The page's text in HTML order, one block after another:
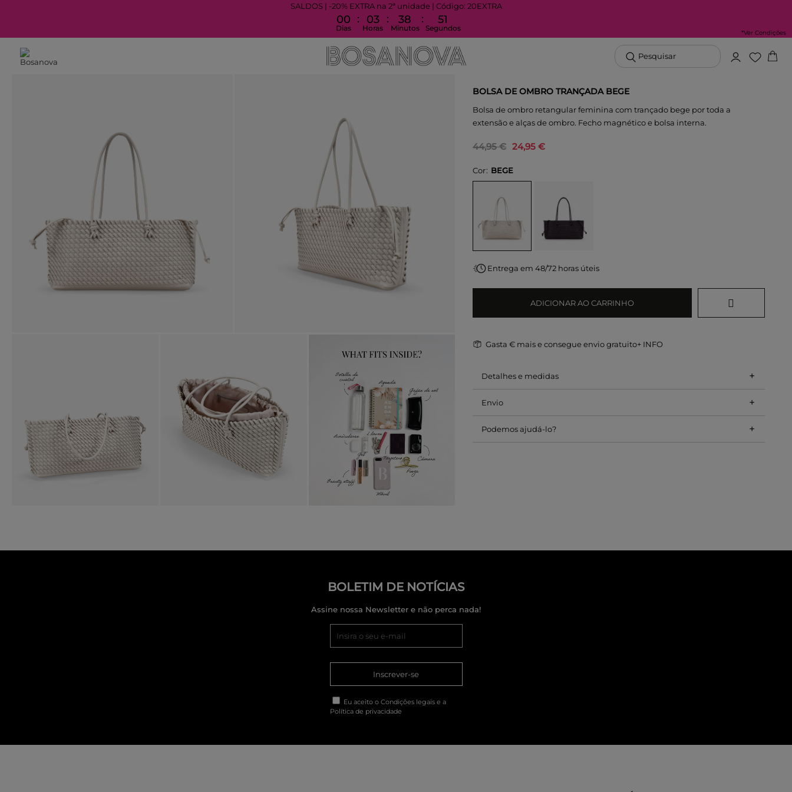
SALDOS | -20% EXTRA na 2ª unidade | Código: 20EXTRA
00
Dias
: 03
Horas
: 38
Minutos
: 50
Segundos
*Ver Condições
Pesquisar
BOLSA DE OMBRO TRANÇADA BEGE
Bolsa de ombro retangular feminina com trançado bege por toda a
extensão e alças de ombro. Fecho magnético e bolsa interna.
24,95 €
44,95 €
Cor BEGE
Entrega em 48/72 horas úteis
ADICIONAR AO CARRINHO
Gasta€ mais e consegue envio gratuito+ INFO
Detalhes e medidas +
Envio +
Podemos ajudá-lo? +
BOLETIM DE NOTÍCIAS
Assine nossa Newsletter e não perca nada!
Inscrever-se
Eu aceito o Condições legais e a
Política de privacidade